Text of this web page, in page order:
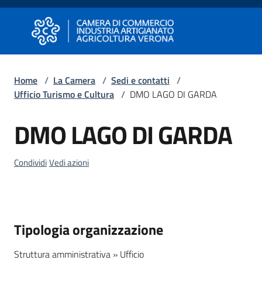
Vai al contenuto
Vai alla navigazione
Vai al footer
Camera di Commercio di Verona
Camera di Commercio di Verona
Avviare
Gestire
Promuovere
Impresa
e
Home / La Camera / Sedi e contatti /
Ufficio Turismo e Cultura / DMO LAGO DI GARDA
Salta al contenuto
DMO LAGO DI GARDA
CondividiVedi azioni
Tipologia organizzazione
Struttura amministrativa » Ufficio